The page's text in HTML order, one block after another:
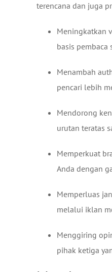
terencana dan juga
Meningkatkan
basis pembaca
Menambah
pencari lebih
Mendorong
urutan teratas
Memperkuat
Anda dengan
Memperluas
melalui iklan
Menggiring
pihak ketiga